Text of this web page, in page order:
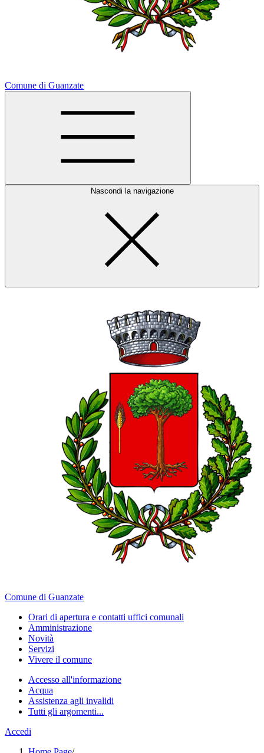
Comune di Guanzate
Nascondi la navigazione
Comune di Guanzate
Orari di apertura e contatti uffici comunali
Amministrazione
Novità
Servizi
Vivere il comune
Accesso all'informazione
Acqua
Assistenza agli invalidi
Tutti gli argomenti...
Accedi